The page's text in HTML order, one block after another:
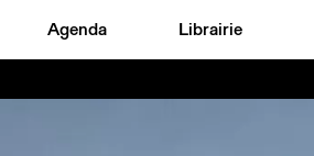
Agenda Librairie